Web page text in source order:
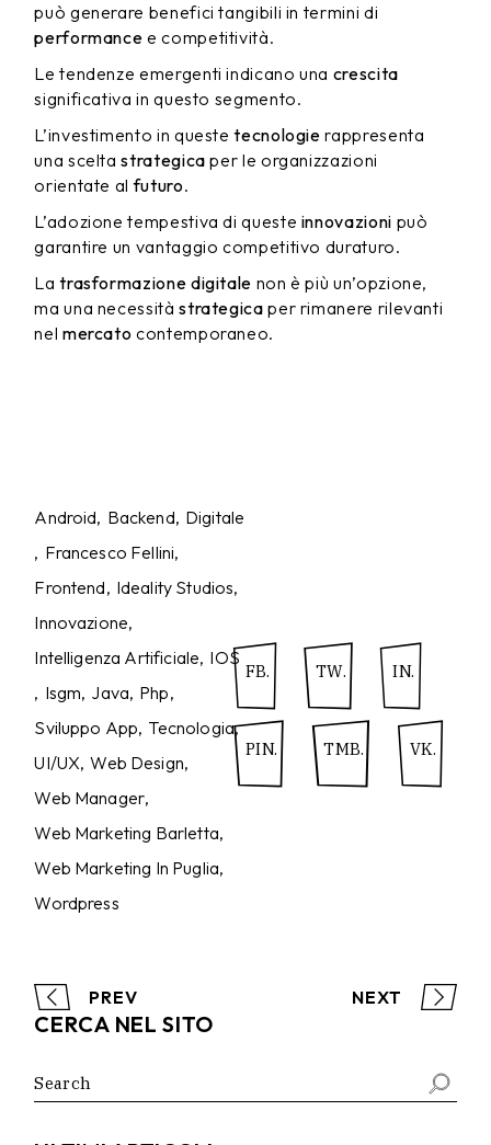
può generare benefici tangibili in termini di
performance e competitività.
Le tendenze emergenti indicano una crescita
significativa in questo segmento.
L’investimento in questetecnologie rappresenta
una sceltastrategica per le organizzazioni
orientate alfuturo.
L’adozione tempestiva di queste innovazioni può
garantire un vantaggio competitivo duraturo.
Latrasformazione digitale non è più un’opzione,
ma una necessitàstrategica per rimanere rilevanti
nel mercato contemporaneo.
Android Backend Digitale
Francesco Fellini
Frontend Ideality Studios
Innovazione
Intelligenza Artificiale IOS
Isgm Java Php
Sviluppo App Tecnologia
UI/UX Web Design
Web Manager
Web Marketing Barletta
Web Marketing In Puglia
Wordpress
FB. TW. IN.
PIN. TMB. VK.
PREV NEXT
CERCA NEL SITO
Search
for: